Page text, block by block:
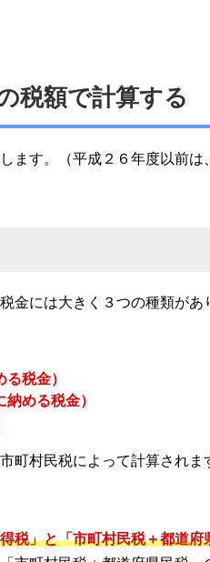
税額で計算する
ます。（平成２６年度以前は
金には大きく３つの種類があ
税金）
める税金）
町村民税によって計算されま
税」と「市町村民税＋都道